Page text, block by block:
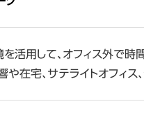
を活用して、オフィス外で時
や在宅、サテライトオフィス